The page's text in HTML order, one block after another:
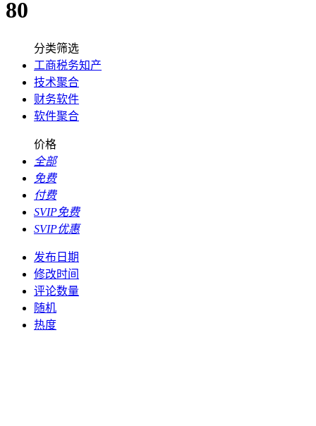
80
分类筛选
工商税务知产
技术聚合
财务软件
软件聚合
价格
全部
免费
付费
SVIP免费
SVIP优惠
发布日期
修改时间
评论数量
随机
热度